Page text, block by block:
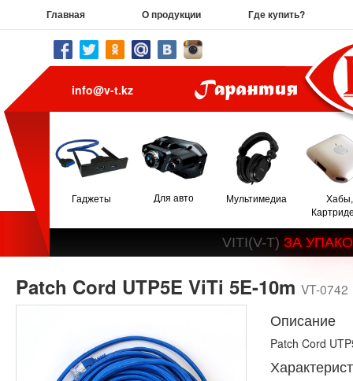
Главная О продукции Где купить?
info@v-t.kz
Гаджеты Для авто Мультимедиа
Хабы,
VITI(V-T) ЗА УПАКО
Patch Cord UTP5E ViTi 5E-10m VT-0742
Описание
Patch Cord